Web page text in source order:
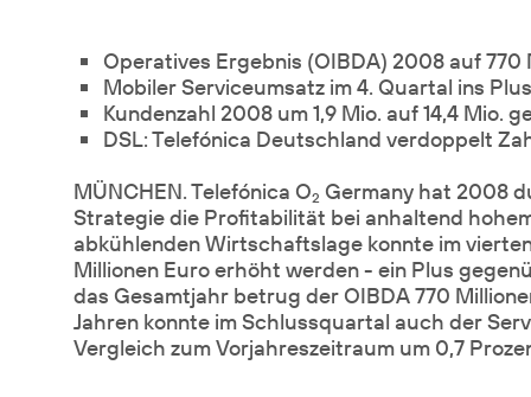
Operatives Ergebnis (OIBDA) 2008 auf
Mobiler Serviceumsatz im 4. Quartal ins
Kundenzahl 2008 um 1,9 Mio. auf 14,4 Mio.
DSL: Telefónica Deutschland verdoppelt
MÜNCHEN. Telefónica O2 Germany hat 2008
Strategie die Profitabilität bei anhaltend
abkühlenden Wirtschaftslage konnte im
Millionen Euro erhöht werden - ein Plus
das Gesamtjahr betrug der OIBDA 770
Jahren konnte im Schlussquartal auch der
Vergleich zum Vorjahreszeitraum um 0,7